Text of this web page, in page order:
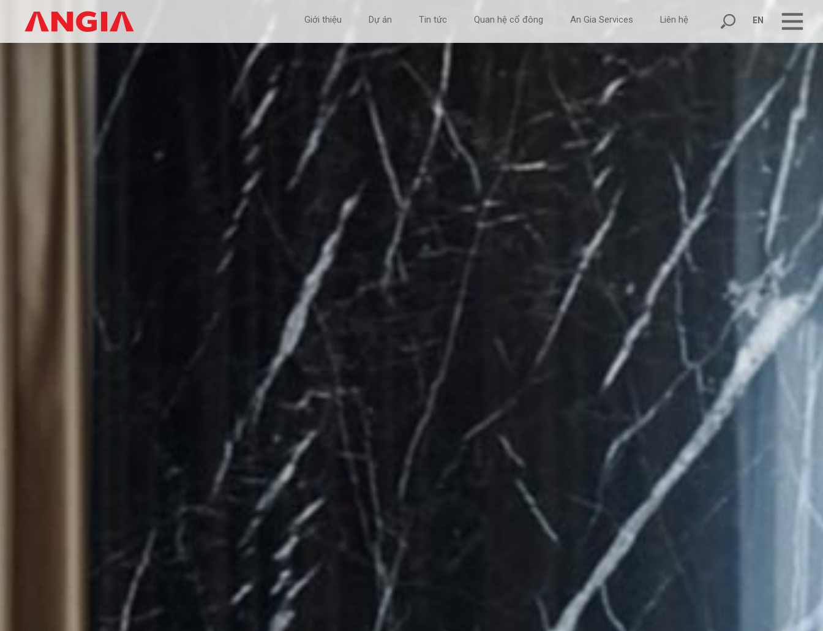
EN
Giới thiệu Dự án Tin tức Quan hệ cổ đông An Gia Services Liên hệ